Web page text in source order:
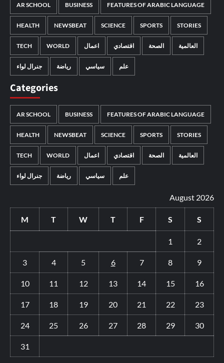
AR SCHOOL BUSINESS FEATURES OF ARABIC LANGUAGE
HEALTH NEWSBEAT SCIENCE SPORTS STORIES
TECH WORLD اعمال اقتصادي الصحة العالمية
جنرال لواء رياضة سياسي علم
Categories
AR SCHOOL BUSINESS FEATURES OF ARABIC LANGUAGE
HEALTH NEWSBEAT SCIENCE SPORTS STORIES
TECH WORLD اعمال اقتصادي الصحة العالمية
جنرال لواء رياضة سياسي علم
August 2026
M T W T F S S
1 2
3 4 5 6 7 8 9
10 11 12 13 14 15 16
17 18 19 20 21 22 23
24 25 26 27 28 29 30
31